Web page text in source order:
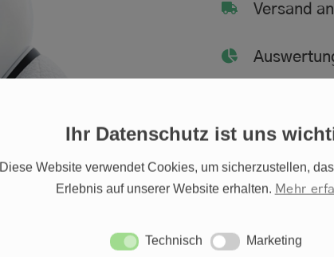
Ihr Datenschutz ist uns
Diese Website verwendet Cookies, um sicherzustellen,
Erlebnis auf unserer Website erhalten. Mehr
Technisch
Technisch Marketing
Marketing
Versand